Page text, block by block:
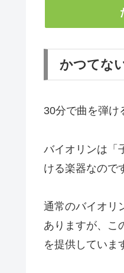
かつてな
30分で曲を弾け
バイオリンは「
ける楽器なので
通常のバイオリ
ありますが、こ
を提供していま